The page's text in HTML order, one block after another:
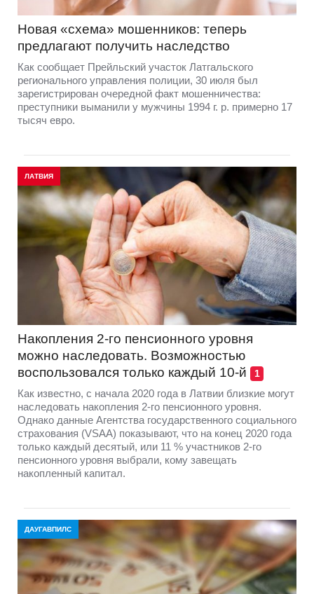
Новая «схема» мошенников: теперь
предлагают получить наследство
Как сообщает Прейльский участок Латгальского
регионального управления полиции, 30 июля был
зарегистрирован очередной факт мошенничества:
преступники выманили у мужчины 1994 г. р. примерно 17
тысяч евро.
ЛАТВИЯ
Накопления 2-го пенсионного уровня
можно наследовать. Возможностью
воспользовался только каждый 10-й
1
Как известно, с начала 2020 года в Латвии близкие могут
наследовать накопления 2-го пенсионного уровня.
Однако данные Агентства государственного социального
страхования (VSAA) показывают, что на конец 2020 года
только каждый десятый, или 11 % участников 2-го
пенсионного уровня выбрали, кому завещать
накопленный капитал.
ДАУГАВПИЛС